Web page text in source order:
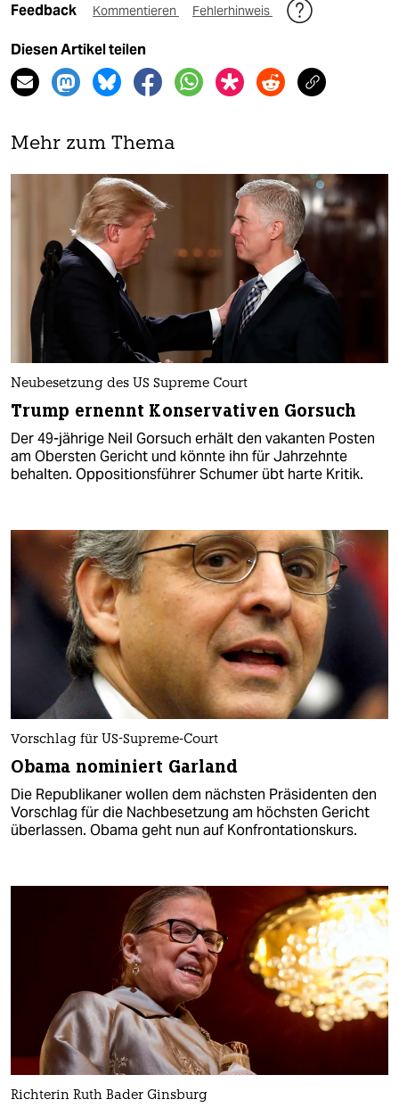
Feedback Kommentieren Fehlerhinweis
Diesen Artikel teilen
Mehr zum Thema
Neubesetzung des US Supreme Court
Trump ernennt Konservativen Gorsuch
Der 49-jährige Neil Gorsuch erhält den vakanten Posten
am Obersten Gericht und könnte ihn für Jahrzehnte
behalten. Oppositionsführer Schumer übt harte Kritik.
Vorschlag für US-Supreme-Court
Obama nominiert Garland
Die Republikaner wollen dem nächsten Präsidenten den
Vorschlag für die Nachbesetzung am höchsten Gericht
überlassen. Obama geht nun auf Konfrontationskurs.
Richterin Ruth Bader Ginsburg